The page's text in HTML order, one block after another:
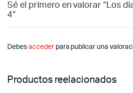
Sé el primero en valorar “Los
4”
Debes accederpara publicar una
Productos reelacionados